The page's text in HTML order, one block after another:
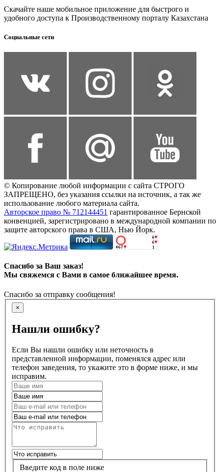
Скачайте наше мобильное приложение для быстрого и
удобного доступа к Производственному порталу Казахстана
Социальные сети
© Копирование любой информации с сайта СТРОГО
ЗАПРЕЩЕНО, без указания ссылки на источник, а так же
использование любого материала сайта.
Авторское право № 712144451 гарантированное Бернской
конвенцией, зарегистрировано в международной компании по
защите авторского права в США, Нью Йорк.
Спасибо за Ваш заказ!
Мы свяжемся с Вами в самое ближайшее время.
Спасибо за отправку сообщения!
×
Нашли ошибку?
Если Вы нашли ошибку или неточность в
представленной информации, поменялся адрес или
телефон заведения, то укажите это в форме ниже, и мы
исправим.
Введите код в поле ниже